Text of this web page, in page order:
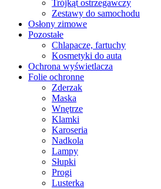
Trójkąt ostrzegawczy
Zestawy do samochodu
Osłony zimowe
Pozostałe
Chlapacze, fartuchy
Kosmetyki do auta
Ochrona wyświetlacza
Folie ochronne
Zderzak
Maska
Wnętrze
Klamki
Karoseria
Nadkola
Lampy
Słupki
Progi
Lusterka